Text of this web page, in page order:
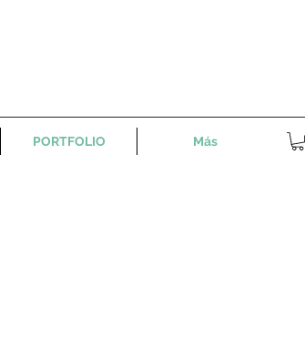
PORTFOLIO Más